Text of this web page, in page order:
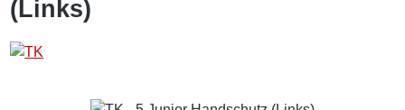
(Links)